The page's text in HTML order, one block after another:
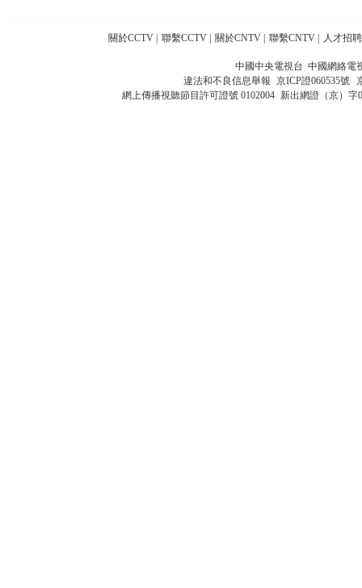
關於CCTV | 聯繫CCTV | 關於CNTV | 聯繫CNTV | 人才招聘
中國中央電視台 中國網絡電
違法和不良信息舉報 京ICP證060535號
網上傳播視聽節目許可證號 0102004 新出網證（京）